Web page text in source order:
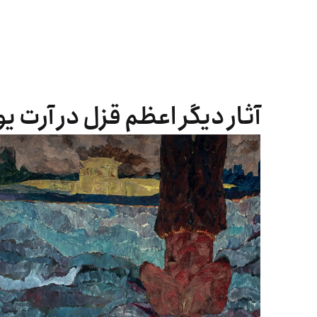
آثار دیگر اعظم قزل در آرت